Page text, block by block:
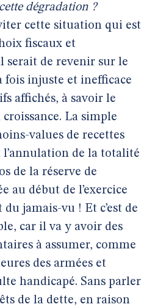
dégradation ?
cette situation qui est
fiscaux et
serait de revenir sur le
fois injuste et inefficace
affichés, à savoir le
La simple
values de recettes
l’annulation de la totalité
de la réserve de
au début de l’exercice
jamais-vu ! Et c’est de
car il va y avoir des
à assumer, comme
des armées et
handicapé. Sans parler
de la dette, en raison